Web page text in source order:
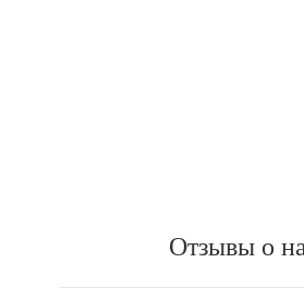
Отзывы о